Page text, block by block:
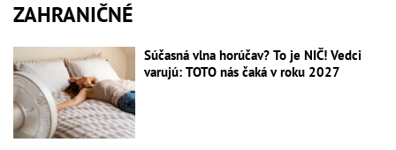
ZAHRANIČNÉ
Súčasná vlna horúčav? To je NIČ! Vedci
varujú: TOTO nás čaká v roku 2027